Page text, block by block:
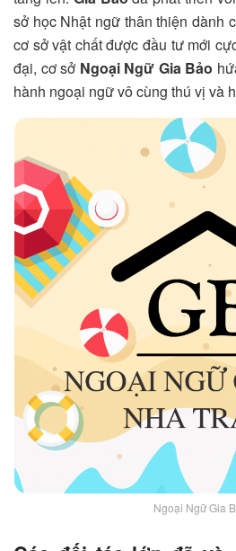
sở học Nhật ngữ thân thiện dành
cơ sở vật chất được đầu tư mới
đại, cơ sở Ngoại Ngữ Gia Bảo
hành ngoại ngữ vô cùng thú vị và
Ngoại Ngữ Gia